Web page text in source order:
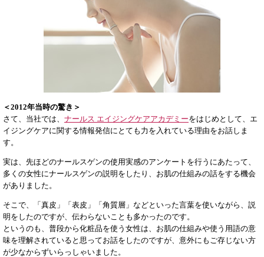
＜2012年当時の驚き＞
さて、当社では、 ナールス エイジングケアアカデミーをはじめとして、エ
イジングケアに関する情報発信にとても力を入れている理由をお話しま
す。
実は、先ほどのナールスゲンの使用実感のアンケートを行うにあたって、
多くの女性にナールスゲンの説明をしたり、お肌の仕組みの話をする機会
がありました。
そこで、「真皮」「表皮」「角質層」などといった言葉を使いながら、説
明をしたのですが、伝わらないことも多かったのです。
というのも、普段から化粧品を使う女性は、お肌の仕組みや使う用語の意
味を理解されていると思ってお話をしたのですが、意外にもご存じない方
が少なからずいらっしゃいました。